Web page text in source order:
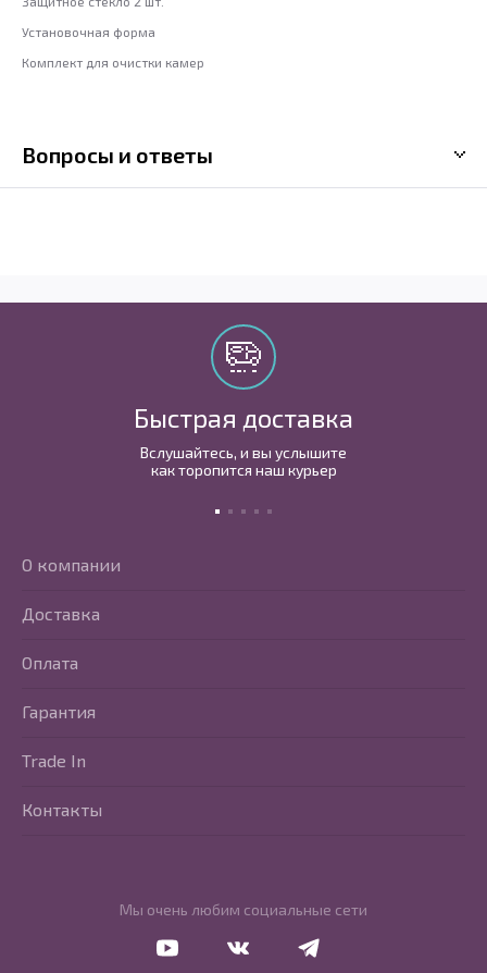
Установочная форма
Комплект для очистки камер
Вопросы и ответы
Быстрая доставка
Вслушайтесь, и вы услышите
как торопится наш курьер
Мы очень любим социальные сети
О компании
Доставка
Оплата
Гарантия
Trade In
Контакты